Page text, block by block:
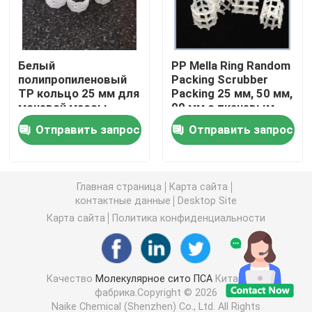
углекислый литий
Активированный глинозем
Случайная упаковка колонки
Лабораторная упаковка
internals перегонной колонны
Шарик глинозема керамический
Белый
полипропиленовый
TP кольцо 25 мм для
мочевой массы
вышки в
промышленности
удобрений
Отправить запрос
PP Mella Ring Random
Packing Scrubber
Packing 25 мм, 50 мм,
90 мм с тканевым
пакетом
Отправить запрос
Главная страница
Карта сайта
контактные данные
Desktop Site
Карта сайта
Политика конфиденциальности
Качество Молекулярное сито ПСАКитайская
фабрика.Copyright © 2026
Naike Chemical (Shenzhen) Co., Ltd. All Rights